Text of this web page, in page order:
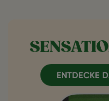
ENTDECKE